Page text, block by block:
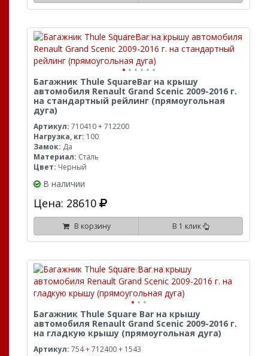
Багажник Thule SquareBar на крышу
автомобиля Renault Grand Scenic 2009-2016 г.
на стандартный рейлинг (прямоугольная
дуга)
Артикул: 710410 + 712200
Нагрузка, кг: 100
Замок: Да
Материал: Сталь
Цвет: Черный
В наличии
Цена: 28610
В корзину В 1 клик
Багажник Thule Square Bar на крышу
автомобиля Renault Grand Scenic 2009-2016 г.
на гладкую крышу (прямоугольная дуга)
Артикул: 754 + 712400 + 1543